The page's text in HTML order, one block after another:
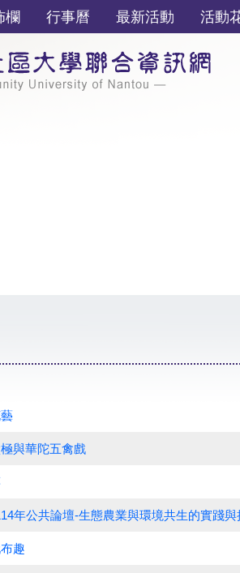
欄 行事曆 最新活動 活動
與華陀五禽戲
年公共論壇-生態農業與環境共生的實踐與
趣